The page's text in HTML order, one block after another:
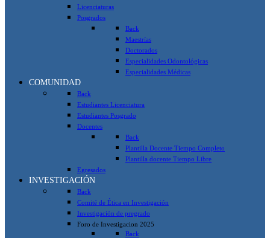
Licenciaturas
Posgrados
Back
Maestrías
Doctorados
Especialidades Odontológicas
Especialidades Médicas
COMUNIDAD
Back
Estudiantes Licenciatura
Estudiantes Posgrado
Docentes
Back
Plantilla Docente Tiempo Completo
Plantilla docente Tiempo Libre
Egresados
INVESTIGACIÓN
Back
Comité de Ética en Investigación
Investigación de pregrado
Foro de Investigacion 2025
Back